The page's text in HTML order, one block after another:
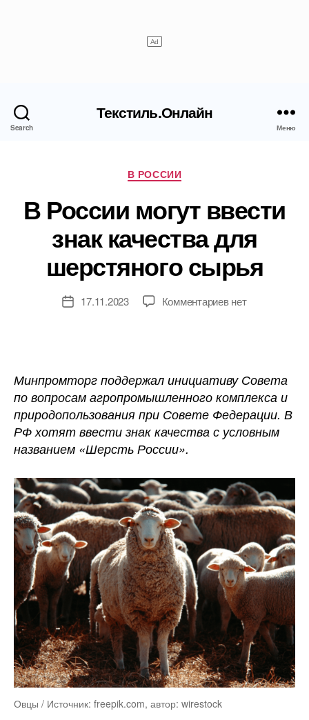
Search
Текстиль.Онлайн
Меню
Рубрики
В РОССИИ
В России могут ввести
знак качества для
шерстяного сырья
Дата17.11.2023 Комментариевк
ввести
знак
качества
для
шерстяного
нет
Минпромторг поддержал инициативу Совета
по вопросам агропромышленного комплекса и
природопользования при Совете Федерации. В
РФ хотят ввести знак качества с условным
названием «Шерсть России».
Овцы / Источник: freepik.com, автор: wirestock